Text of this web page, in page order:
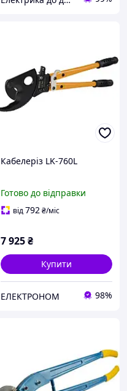
Кабелеріз LK-760L
Готово до відправки
від792₴/міс
7 925₴
Купити
ЕЛЕКТРОНОМ 98%